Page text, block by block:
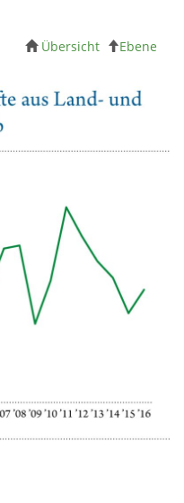
Übersicht Ebene